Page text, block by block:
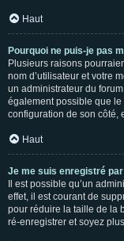
Haut
Pourquoi ne puis-je pas
Plusieurs raisons
nom d’utilisateur et votre
un administrateur du
également possible que
configuration de son côté,
Haut
Je me suis enregistré
Il est possible qu’un
effet, il est courant de
pour réduire la taille de la
ré-enregistrer et soyez